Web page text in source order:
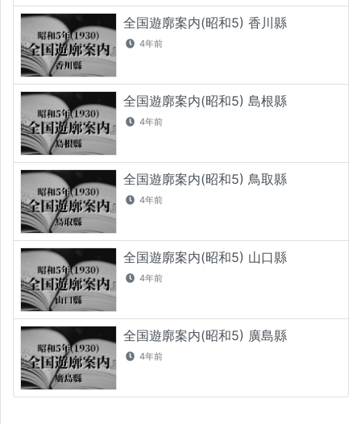
全国遊廓案内(昭和5) 香川縣
4年前
全国遊廓案内(昭和5) 島根縣
4年前
全国遊廓案内(昭和5) 鳥取縣
4年前
全国遊廓案内(昭和5) 山口縣
4年前
全国遊廓案内(昭和5) 廣島縣
4年前